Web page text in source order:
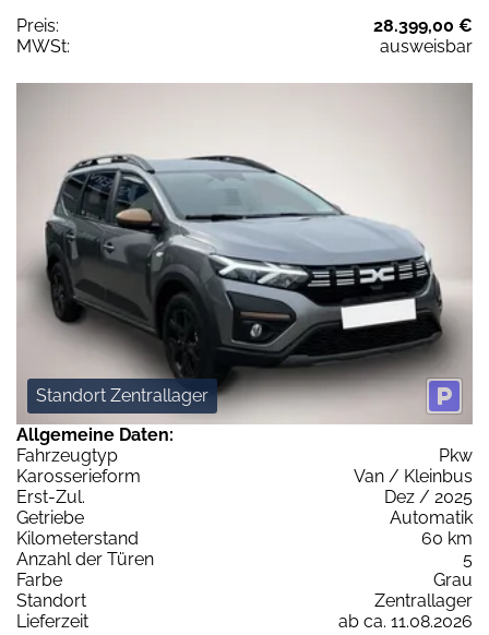
Preis:
28.399,00 €
MWSt:
ausweisbar
Standort Zentrallager
Allgemeine Daten:
Fahrzeugtyp
Pkw
Karosserieform
Van / Kleinbus
Erst-Zul.
Dez / 2025
Getriebe
Automatik
Kilometerstand
60 km
Anzahl der Türen
5
Farbe
Grau
Standort
Zentrallager
Lieferzeit
ab ca. 11.08.2026